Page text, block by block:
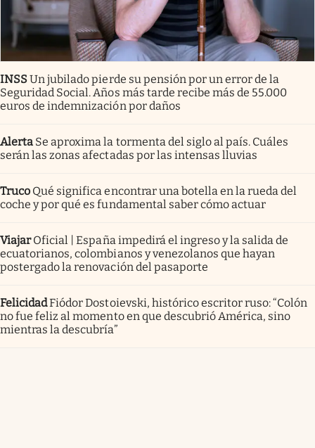
INSSUn jubilado pierde su pensión por un error de la
Seguridad Social. Años más tarde recibe más de 55.000
euros de indemnización por daños
Alerta Se aproxima la tormenta del siglo al país. Cuáles
serán las zonas afectadas por las intensas lluvias
Truco Qué significa encontrar una botella en la rueda del
coche y por qué es fundamental saber cómo actuar
Viajar Oficial | España impedirá el ingreso y la salida de
ecuatorianos, colombianos y venezolanos que hayan
postergado la renovación del pasaporte
FelicidadFiódor Dostoievski, histórico escritor ruso: “Colón
no fue feliz al momento en que descubrió América, sino
mientras la descubría”